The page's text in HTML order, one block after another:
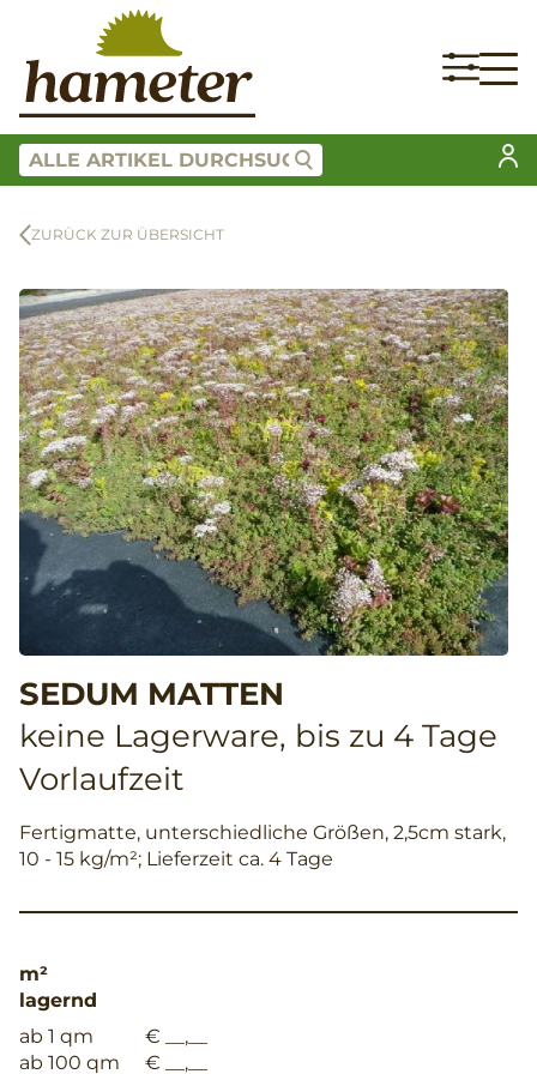
ZURÜCK ZUR ÜBERSICHT
SEDUM MATTEN
keine Lagerware, bis zu 4 Tage
Vorlaufzeit
Fertigmatte, unterschiedliche Größen, 2,5cm stark,
10 - 15 kg/m²; Lieferzeit ca. 4 Tage
m²
lagernd
ab 1 qm
€ __,__
ab 100 qm
€ __,__